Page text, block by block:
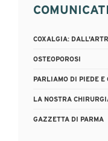
COXALGIA:
OSTEOPOROSI
PARLIAMO DI PIEDE E
LA NOSTRA
GAZZETTA DI PARMA